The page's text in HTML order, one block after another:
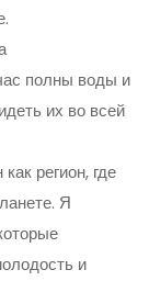
полны воды и
их во всей
регион, где
Я
и